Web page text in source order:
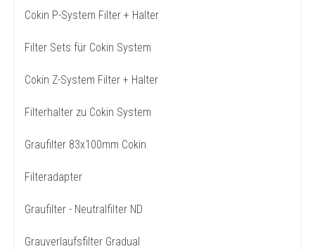
Cokin P-System Filter + Halter
Filter Sets für Cokin System
Cokin Z-System Filter + Halter
Filterhalter zu Cokin System
Graufilter 83x100mm Cokin
Filteradapter
Graufilter - Neutralfilter ND
Grauverlaufsfilter Gradual